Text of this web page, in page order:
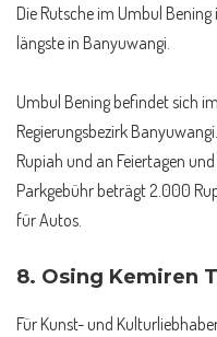
Die Rutsche im Umbul
längste in Banyuwangi.
Umbul Bening befindet sich
Regierungsbezirk
Rupiah und an Feiertagen
Parkgebühr beträgt 2.000
für Autos.
8. Osing Kemiren
Für Kunst- und